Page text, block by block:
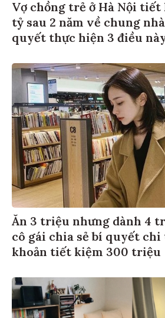
Vợ chồng trẻ ở Hà Nội tiết
tỷ sau 2 năm về chung
quyết thực hiện 3 điều
Ăn 3 triệu nhưng dành 4
cô gái chia sẻ bí quyết chi
khoản tiết kiệm 300 triệu